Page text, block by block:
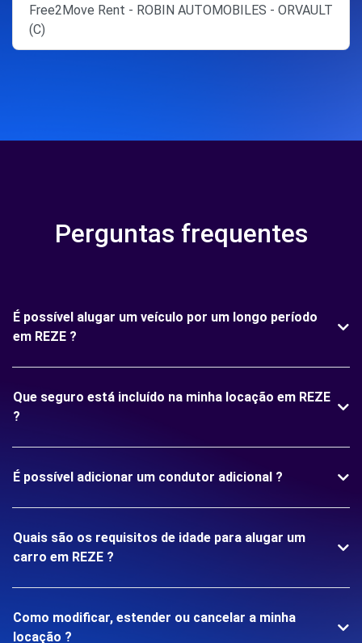
Free2Move Rent - ROBIN AUTOMOBILES - ORVAULT
(C)
Perguntas frequentes
É possível alugar um veículo por um longo período
em REZE ?
Que seguro está incluído na minha locação em REZE
?
É possível adicionar um condutor adicional ?
Quais são os requisitos de idade para alugar um
carro em REZE ?
Como modificar, estender ou cancelar a minha
locação ?